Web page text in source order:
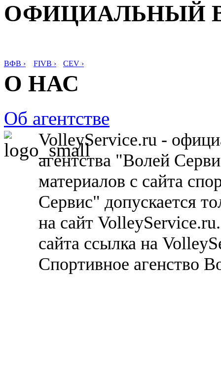
ОФИЦИАЛЬНЫЙ
ВФВ › FIVB › CEV ›
О НАС
Об агентстве
VolleyService.ru -
агентства "Волей
материалов с сайта
Сервис" допускается
на сайт
сайта ссылка на
Спортивное агенство